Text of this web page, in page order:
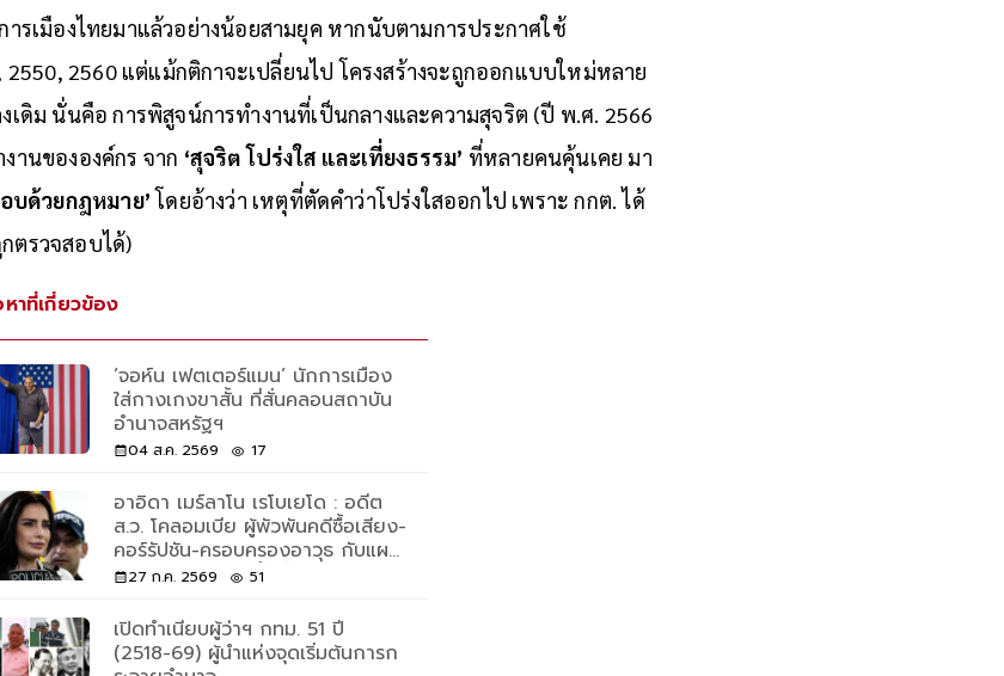
เป็นองค์กรที่‘ปลอดจากการครอบงำ’ให้ได้มากที่สุด
รเมืองไทยมาแล้วอย่างน้อยสามยุค หากนับตามการประกาศใช้
2560 แต่แม้กติกาจะเปลี่ยนไป โครงสร้างจะถูกออกแบบใหม่หลาย
เดิม นั่นคือ การพิสูจน์การทำงานที่เป็นกลางและความสุจริต (ปี พ.ศ. 2566
านขององค์กร จาก‘สุจริต โปร่งใส และเที่ยงธรรม’ที่หลายคนคุ้นเคย มา
ด้วยกฎหมาย’
หาที่เกี่ยวข้อง
‘จอห์น เฟตเตอร์แมน’ นักการเมือง
ใส่กางเกงขาสั้น ที่สั่นคลอนสถาบัน
อำนาจสหรัฐฯ
04 ส.ค. 2569
อาอิดา เมร์ลาโน เรโบเยโด : อดีต
ส.ว. โคลอมเบีย ผู้พัวพันคดีซื้อเสียง-
คอร์รัปชัน-ครอบครองอาวุธ กับแผน
โรยตัวแหกคุก 3 ชั้นที่ฮอลลีวูดยัง
ต้องทึ่ง
27 ก.ค. 2569
เปิดทำเนียบผู้ว่าฯ กทม. 51 ปี